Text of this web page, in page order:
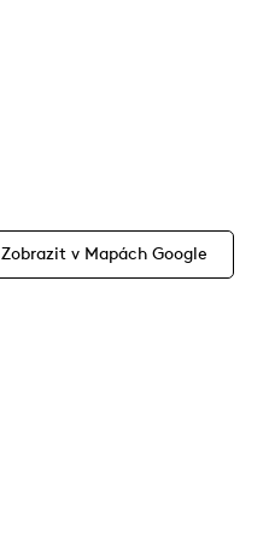
Zobrazit v Mapách Google